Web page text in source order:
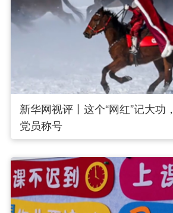
新华网视评丨这个“网红”记大功
党员称号